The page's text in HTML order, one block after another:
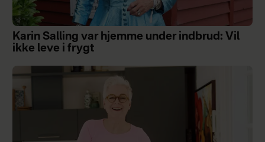
Karin Salling var hjemme under indbrud: Vil
ikke leve i frygt